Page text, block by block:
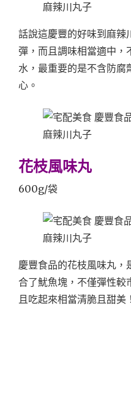
話說這慶豐的好味到麻辣
彈，而且調味相當適中，
水，最重要的是不含防腐
心。
花枝風味丸
600g/袋
慶豐食品的花枝風味丸，
合了魷魚塊，不僅彈性較
且吃起來相當清脆且甜美！